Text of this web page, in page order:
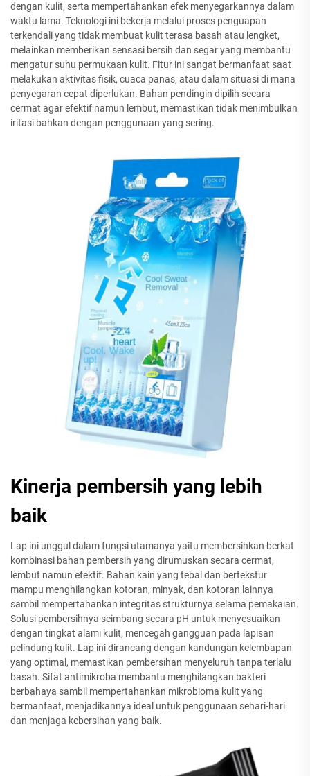
dengan kulit, serta mempertahankan efek menyegarkannya dalam
waktu lama. Teknologi ini bekerja melalui proses penguapan
terkendali yang tidak membuat kulit terasa basah atau lengket,
melainkan memberikan sensasi bersih dan segar yang membantu
mengatur suhu permukaan kulit. Fitur ini sangat bermanfaat saat
melakukan aktivitas fisik, cuaca panas, atau dalam situasi di mana
penyegaran cepat diperlukan. Bahan pendingin dipilih secara
cermat agar efektif namun lembut, memastikan tidak menimbulkan
iritasi bahkan dengan penggunaan yang sering.
Kinerja pembersih yang lebih
baik
Lap ini unggul dalam fungsi utamanya yaitu membersihkan berkat
kombinasi bahan pembersih yang dirumuskan secara cermat,
lembut namun efektif. Bahan kain yang tebal dan bertekstur
mampu menghilangkan kotoran, minyak, dan kotoran lainnya
sambil mempertahankan integritas strukturnya selama pemakaian.
Solusi pembersihnya seimbang secara pH untuk menyesuaikan
dengan tingkat alami kulit, mencegah gangguan pada lapisan
pelindung kulit. Lap ini dirancang dengan kandungan kelembapan
yang optimal, memastikan pembersihan menyeluruh tanpa terlalu
basah. Sifat antimikroba membantu menghilangkan bakteri
berbahaya sambil mempertahankan mikrobioma kulit yang
bermanfaat, menjadikannya ideal untuk penggunaan sehari-hari
dan menjaga kebersihan yang baik.